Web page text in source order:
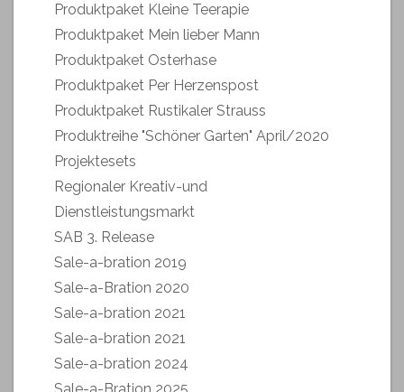
Produktpaket Kleine Teerapie
Produktpaket Mein lieber Mann
Produktpaket Osterhase
Produktpaket Per Herzenspost
Produktpaket Rustikaler Strauss
Produktreihe "Schöner Garten" April/2020
Projektesets
Regionaler Kreativ-und
Dienstleistungsmarkt
SAB 3. Release
Sale-a-bration 2019
Sale-a-Bration 2020
Sale-a-bration 2021
Sale-a-bration 2021
Sale-a-bration 2024